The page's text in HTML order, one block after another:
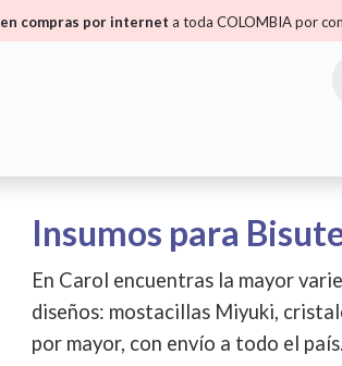
en compras por internet a toda COLOMBIA por
Insumos para
En Carol encuentras la mayor
diseños: mostacillas Miyuki,
por mayor, con envío a todo el